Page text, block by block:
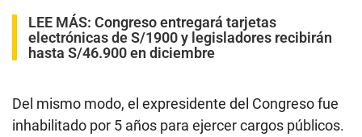
LEE MÁS: Congreso entregará tarjetas
electrónicas de S/1900 y legisladores recibirán
hasta S/46.900 en diciembre
Del mismo modo, el expresidente del Congreso fue
inhabilitado por 5 años para ejercer cargos públicos.